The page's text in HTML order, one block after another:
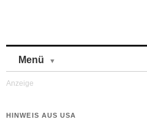
Menü
HINWEIS AUS USA